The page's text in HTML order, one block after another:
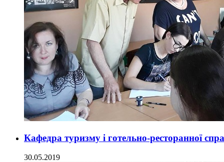
Кафедра туризму і готельно-ресторанної
30.05.2019